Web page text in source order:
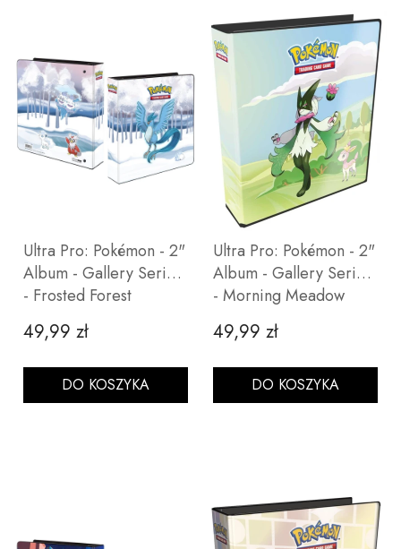
Ultra Pro: Pokémon - 2"
Album - Gallery Series
- Frosted Forest
Cena
49,99 zł
DO KOSZYKA
Ultra Pro: Pokémon - 2"
Album - Gallery Series
- Morning Meadow
Cena
49,99 zł
DO KOSZYKA